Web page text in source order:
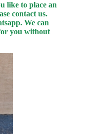
like to place an
contact us.
We can
you without